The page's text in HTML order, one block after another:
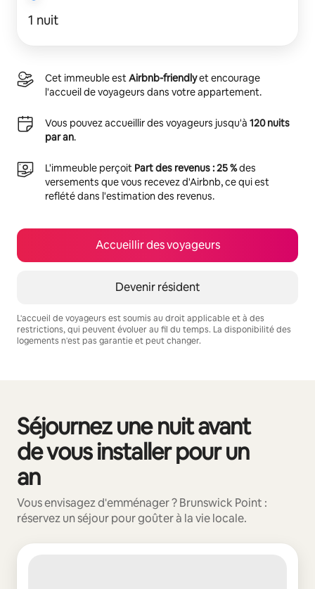
1 nuit
Cet immeuble estAirbnb-friendlyet encourage
l'accueil de voyageurs dans votre appartement.
Vous pouvez accueillir des voyageurs jusqu'à 120 nuits
par an.
L'immeuble perçoit Part des revenus : 25 %des
versements que vous recevez d'Airbnb, ce qui est
reflété dans l'estimation des revenus.
Accueillir des voyageurs
Devenir résident
L'accueil de voyageurs est soumis au droit applicable et à des
restrictions, qui peuvent évoluer au fil du temps. La disponibilité des
logements n'est pas garantie et peut changer.
Séjournez une nuit avant
de vous installer pour un
an
Vous envisagez d'emménager ? Brunswick Point :
réservez un séjour pour goûter à la vie locale.
0 sur 0 élément visible